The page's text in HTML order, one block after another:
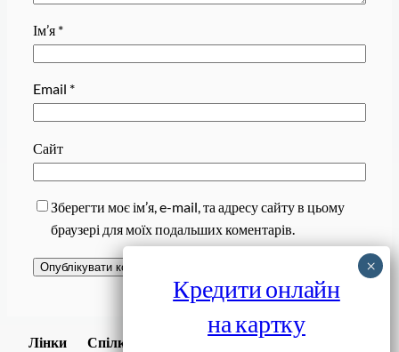
Ім’я *
Email *
Сайт
Зберегти моє ім’я, e-mail, та адресу сайту в цьому
браузері для моїх подальших коментарів.
Лінки Спілки
Завантажити
Кредити онлайн
на картку